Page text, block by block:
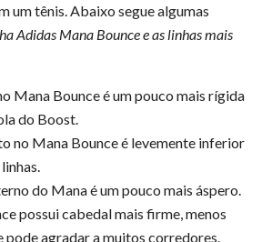
um tênis. Abaixo segue algumas
Adidas Mana Bounce e as linhas mais
Mana Bounce é um pouco mais rígida
do Boost.
no Mana Bounce é levemente inferior
do Mana é um pouco mais áspero.
possui cabedal mais firme, menos
pode agradar a muitos corredores.